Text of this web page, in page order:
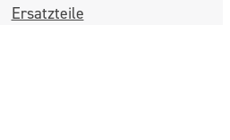
Ersatzteile